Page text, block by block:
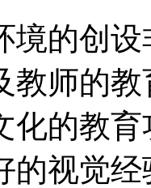
境的创
教师的
化的教
的视觉